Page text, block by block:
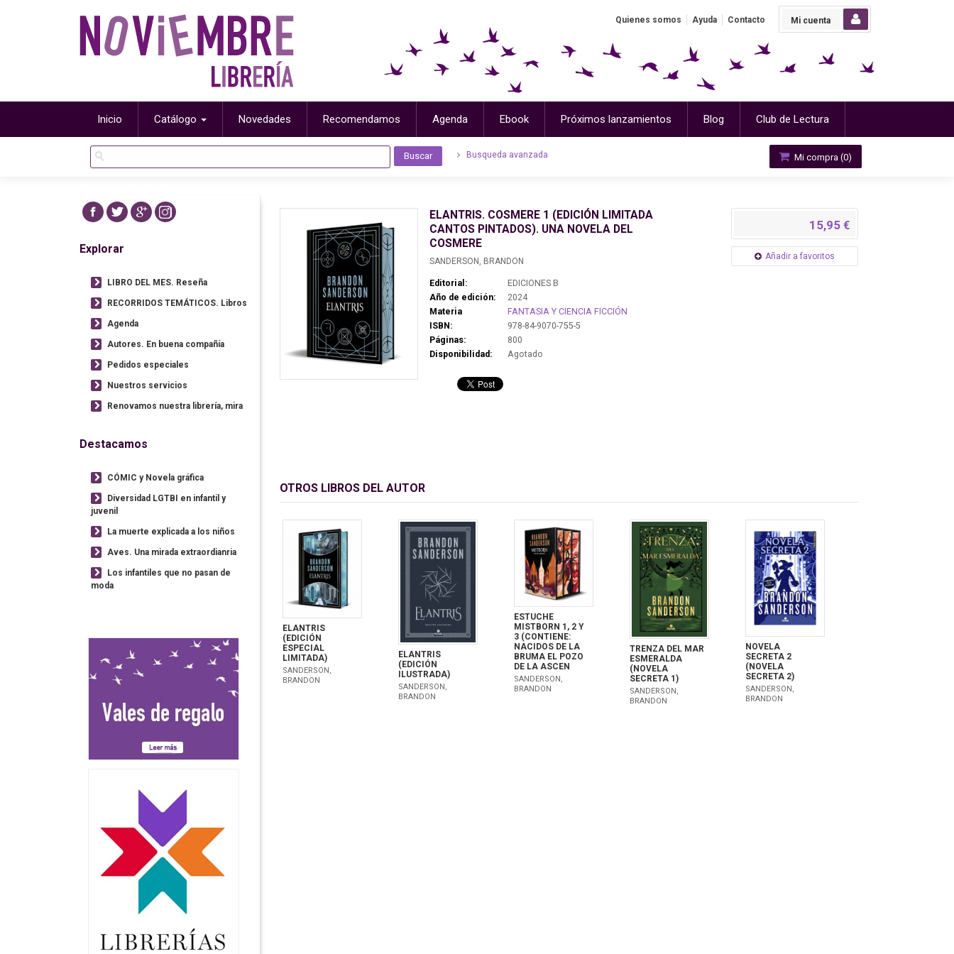
Mi cuenta
Quienes somos Ayuda Contacto
Inicio Catálogo Novedades Recomendamos Agenda Ebook Próximos lanzamientos Blog Club de Lectura
Busqueda avanzada Mi compra (0)
ELANTRIS. COSMERE 1 (EDICIÓN LIMITADA
CANTOS PINTADOS). UNA NOVELA DEL
COSMERE
SANDERSON, BRANDON
Editorial:
EDICIONES B
Año de edición:
2024
Materia
FANTASIA Y CIENCIA FICCIÓN
ISBN:
978-84-9070-755-5
Páginas:
800
Disponibilidad:
Agotado
15,95 €
Añadir a favoritos
OTROS LIBROS DEL AUTOR
ELANTRIS
(EDICIÓN
ESPECIAL
LIMITADA)
SANDERSON,
BRANDON
ELANTRIS
(EDICIÓN
ILUSTRADA)
SANDERSON,
BRANDON
ESTUCHE
MISTBORN 1, 2 Y
3 (CONTIENE:
NACIDOS DE LA
BRUMA EL POZO
DE LA ASCEN
SANDERSON,
BRANDON
TRENZA DEL MAR
ESMERALDA
(NOVELA
SECRETA 1)
SANDERSON,
BRANDON
NOVELA
SECRETA 2
(NOVELA
SECRETA 2)
SANDERSON,
BRANDON
Explorar
LIBRO DEL MES. Reseña
RECORRIDOS TEMÁTICOS. Libros
Agenda
Autores. En buena compañía
Pedidos especiales
Nuestros servicios
Renovamos nuestra librería, mira
Destacamos
CÓMIC y Novela gráfica
Diversidad LGTBI en infantil y
juvenil
La muerte explicada a los niños
Aves. Una mirada extraordianria
Los infantiles que no pasan de
moda